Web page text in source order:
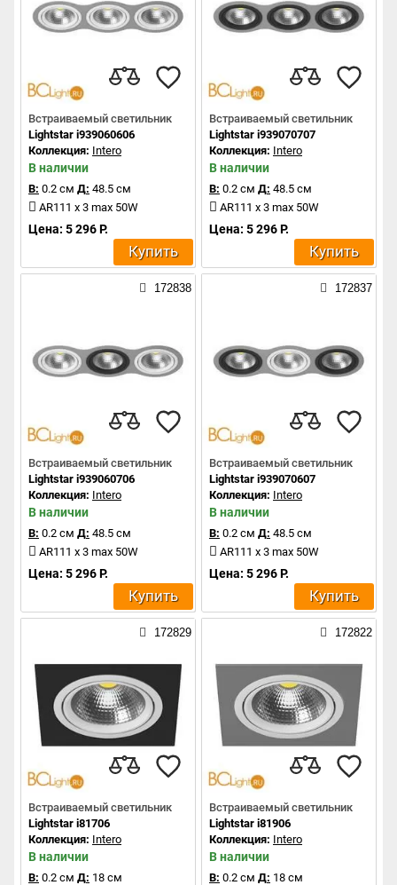
Встраиваемый светильник
Lightstar i939060606
Коллекция: Intero
В наличии
В: 0.2 см Д: 48.5 см
AR111 x 3 max 50W
Цена: 5 296 Р.
Купить
Встраиваемый светильник
Lightstar i939070707
Коллекция: Intero
В наличии
В: 0.2 см Д: 48.5 см
AR111 x 3 max 50W
Цена: 5 296 Р.
Купить
172838
Встраиваемый светильник
Lightstar i939060706
Коллекция: Intero
В наличии
В: 0.2 см Д: 48.5 см
AR111 x 3 max 50W
Цена: 5 296 Р.
Купить
172837
Встраиваемый светильник
Lightstar i939070607
Коллекция: Intero
В наличии
В: 0.2 см Д: 48.5 см
AR111 x 3 max 50W
Цена: 5 296 Р.
Купить
172829
Встраиваемый светильник
Lightstar i81706
Коллекция: Intero
В наличии
В: 0.2 см Д: 18 см
172822
Встраиваемый светильник
Lightstar i81906
Коллекция: Intero
В наличии
В: 0.2 см Д: 18 см